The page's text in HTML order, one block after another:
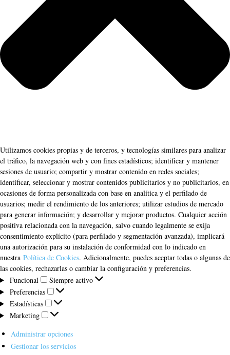
Utilizamos cookies propias y de terceros, y tecnologías similares para analizar
el tráfico, la navegación web y con fines estadísticos; identificar y mantener
sesiones de usuario; compartir y mostrar contenido en redes sociales;
identificar, seleccionar y mostrar contenidos publicitarios y no publicitarios, en
ocasiones de forma personalizada con base en analítica y el perfilado de
usuarios; medir el rendimiento de los anteriores; utilizar estudios de mercado
para generar información; y desarrollar y mejorar productos. Cualquier acción
positiva relacionada con la navegación, salvo cuando legalmente se exija
consentimiento explícito (para perfilado y segmentación avanzada), implicará
una autorización para su instalación de conformidad con lo indicado en
nuestra Política de Cookies. Adicionalmente, puedes aceptar todas o algunas de
las cookies, rechazarlas o cambiar la configuración y preferencias.
Funcional
Funcional
Siempre activo
Preferencias
Preferencias
Estadísticas
Estadísticas
Marketing
Marketing
Administrar opciones
Gestionar los servicios